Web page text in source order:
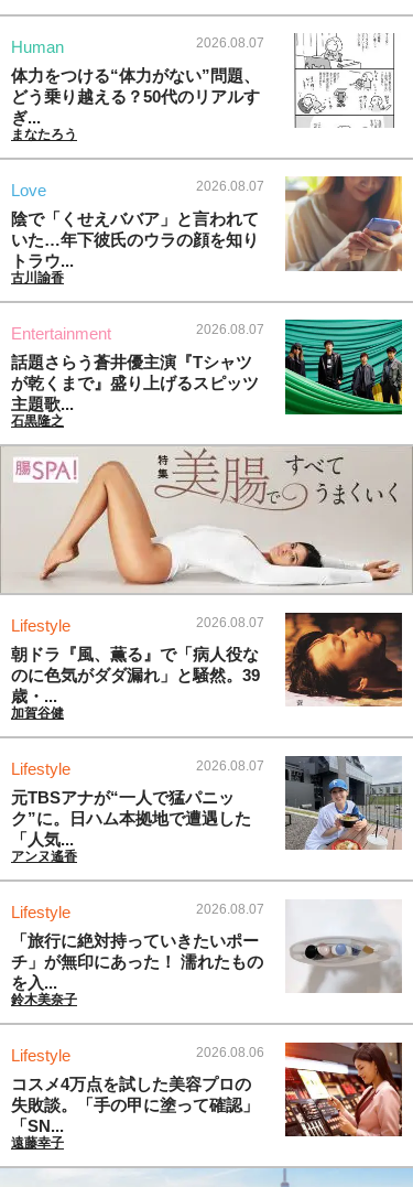
Human 2026.08.07
体力をつける“体力がない”問題、
どう乗り越える？50代のリアルす
ぎ...
まなたろう
Love 2026.08.07
陰で「くせえババア」と言われて
いた…年下彼氏のウラの顔を知り
トラウ...
古川諭香
Entertainment 2026.08.07
話題さらう蒼井優主演『Tシャツ
が乾くまで』盛り上げるスピッツ
主題歌...
石黒隆之
Lifestyle 2026.08.07
朝ドラ『風、薫る』で「病人役な
のに色気がダダ漏れ」と騒然。39
歳・...
加賀谷健
Lifestyle 2026.08.07
元TBSアナが“一人で猛パニッ
ク”に。日ハム本拠地で遭遇した
「人気...
アンヌ遙香
Lifestyle 2026.08.07
「旅行に絶対持っていきたいポー
チ」が無印にあった！ 濡れたもの
を入...
鈴木美奈子
Lifestyle 2026.08.06
コスメ4万点を試した美容プロの
失敗談。「手の甲に塗って確認」
「SN...
遠藤幸子